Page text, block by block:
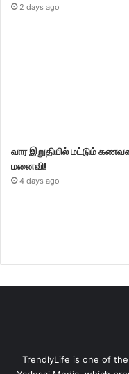
2 days ago
வார இறுதியில் மட்டும்
மனைவி!
4 days ago
TrendlyLife is one of